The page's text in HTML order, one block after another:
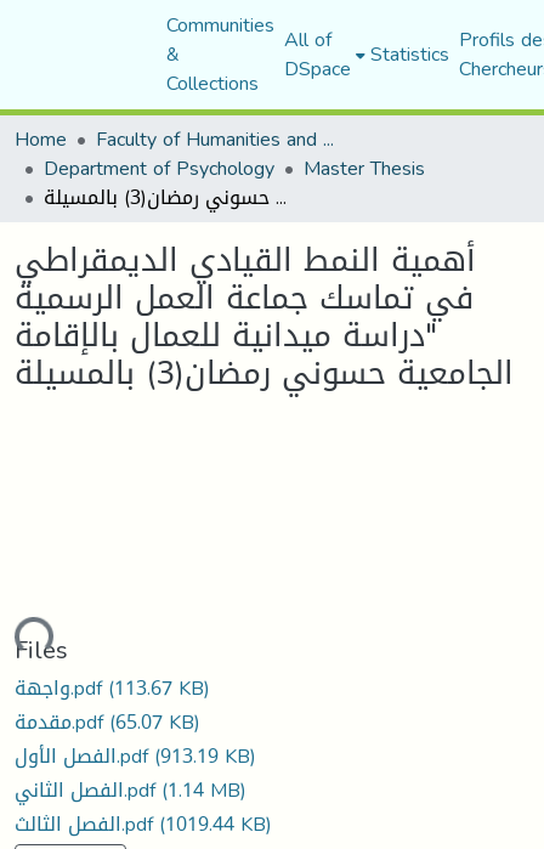
Communities
&
Collections
All of
DSpace Statistics Profils
Home
Faculty of Humanities and Social Sciences
Department of Psychology Master Thesis
أهمية النمط القيادي الديمقراطي في تماسك جماعة العمل الرسمية "دراسة ميدانية للعمال بالإقامة الجامعية حسوني رمضان(3) بالمسيلة
أهمية النمط القيادي الديمقراطي
في تماسك جماعة العمل الرسمية
"دراسة ميدانية للعمال بالإقامة
الجامعية حسوني رمضان(3) بالمسيلة
Files
واجهة.pdf(113.67 KB)
مقدمة.pdf(65.07 KB)
الفصل الأول.pdf(913.19 KB)
الفصل الثاني.pdf(1.14 MB)
الفصل الثالث.pdf(1019.44 KB)